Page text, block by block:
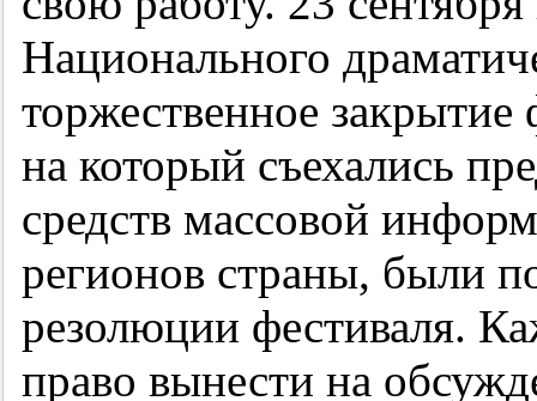
Национального
торжественное
на который съехались
средств массовой
регионов страны, были
резолюции фестиваля.
право вынести на